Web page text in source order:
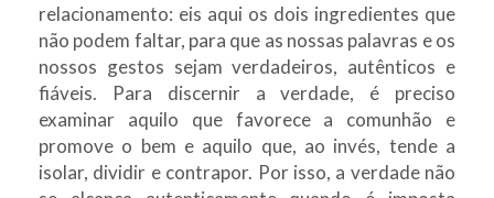
relacionamento: eis aqui os dois ingredientes que
não podem faltar, para que as nossas palavras e os
nossos gestos sejam verdadeiros, autênticos e
fiáveis. Para discernir a verdade, é preciso
examinar aquilo que favorece a comunhão e
promove o bem e aquilo que, ao invés, tende a
isolar, dividir e contrapor. Por isso, a verdade não